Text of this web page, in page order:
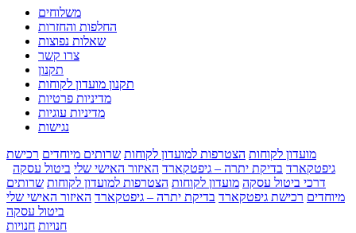
משלוחים
החלפות והחזרות
שאלות נפוצות
צרו קשר
תקנון
תקנון מועדון לקוחות
מדיניות פרטיות
מדיניות עוגיות
נגישות
מועדון לקוחות הצטרפות למועדון לקוחות שרותים מיוחדים רכישת
גיפטקארד בדיקת יתרה – גיפטקארד האיזור האישי שלי ביטול עסקה
דרכי ביטול עסקה מועדון לקוחות הצטרפות למועדון לקוחות שרותים
מיוחדים רכישת גיפטקארד בדיקת יתרה – גיפטקארד האיזור האישי שלי
ביטול עסקה
חנויות חנויות